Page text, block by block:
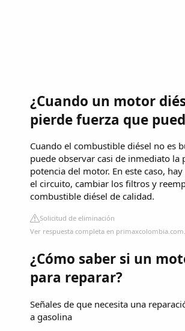
¿Cuando un motor
pierde fuerza que
Cuando el combustible diésel no es
puede observar casi de inmediato la
potencia del motor. En este caso,
el circuito, cambiar los filtros y
combustible diésel de calidad.
Solicitud de eliminación
Ver respuesta completa en
¿Cómo saber si un
para reparar?
Señales de que necesita una
a gasolina